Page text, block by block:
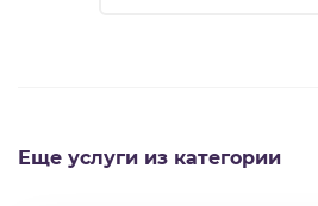
Еще услуги из категории